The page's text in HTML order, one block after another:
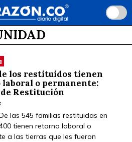
los restituidos tienen
o permanente:
Restitución
las 545 familias restituidas en
tienen retorno laboral o
a las tierras que les fueron